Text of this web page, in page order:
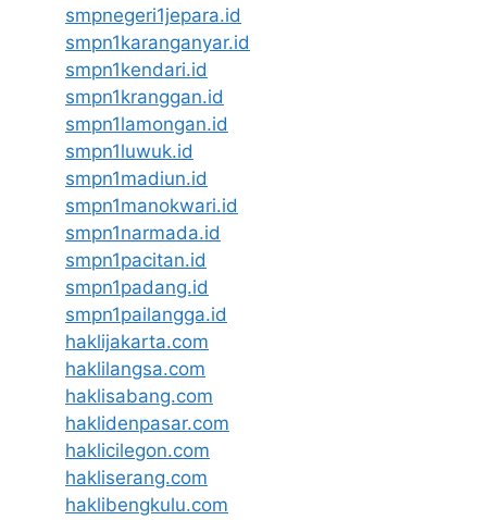
smpnegeri1jepara.id
smpn1karanganyar.id
smpn1kendari.id
smpn1kranggan.id
smpn1lamongan.id
smpn1luwuk.id
smpn1madiun.id
smpn1manokwari.id
smpn1narmada.id
smpn1pacitan.id
smpn1padang.id
smpn1pailangga.id
haklijakarta.com
haklilangsa.com
haklisabang.com
haklidenpasar.com
haklicilegon.com
hakliserang.com
haklibengkulu.com